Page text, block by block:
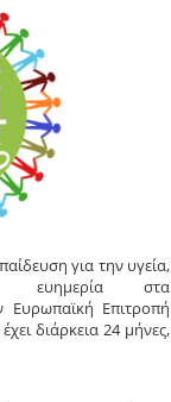
για την υγεία,
ευημερία στα
Ευρωπαϊκή Επιτροπή
έχει διάρκεια 24 μήνες,